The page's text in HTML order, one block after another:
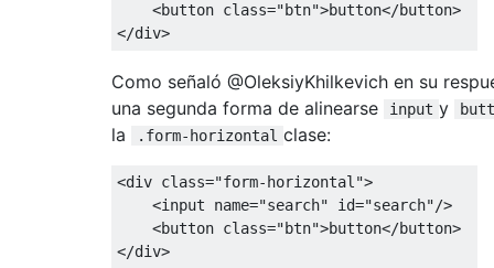
<button class="btn">button</button>
</div>
Como señaló @OleksiyKhilkevich en su
una segunda forma de alinearse
input y
la .form-horizontal clase:
<div class="form-horizontal">
<input
name="search" id="search"/>
<button class="btn">button</button>
</div>